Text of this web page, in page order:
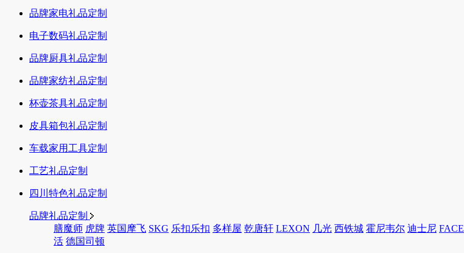
品牌家电礼品定制
电子数码礼品定制
品牌厨具礼品定制
品牌家纺礼品定制
杯壶茶具礼品定制
皮具箱包礼品定制
车载家用工具定制
工艺礼品定制
四川特色礼品定制
品牌礼品定制
膳魔师 虎牌 英国摩飞 SKG 乐扣乐扣 多样屋 乾唐轩 LEXON 几光 西铁城 霍尼韦尔 迪士尼 FACE
活 德国司顿